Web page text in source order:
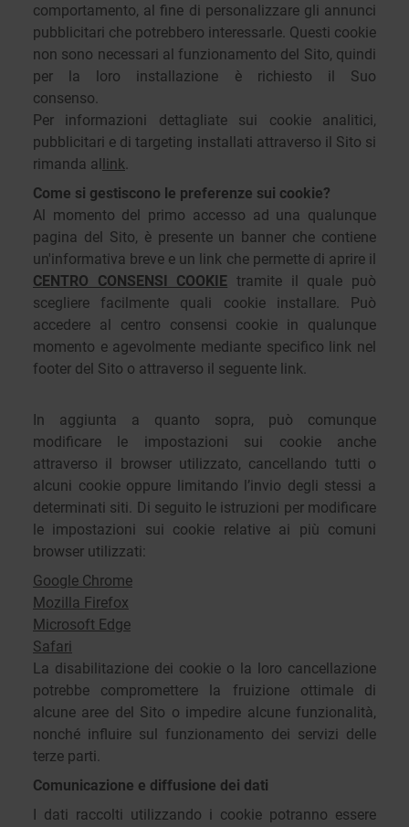
comportamento, al fine di personalizzare gli annunci
pubblicitari che potrebbero interessarle. Questi cookie
non sono necessari al funzionamento del Sito, quindi
per la loro installazione è richiesto il Suo
consenso.
Per informazioni dettagliate sui cookie analitici,
pubblicitari e di targeting installati attraverso il Sito si
rimanda allink.
Come si gestiscono le preferenze sui cookie?
Al momento del primo accesso ad una qualunque
pagina del Sito, è presente un banner che contiene
un'informativa breve e un link che permette di aprire il
CENTRO CONSENSI COOKIE tramite il quale può
scegliere facilmente quali cookie installare. Può
accedere al centro consensi cookie in qualunque
momento e agevolmente mediante specifico link nel
footer del Sito o attraverso il seguente link.
In aggiunta a quanto sopra, può comunque
modificare le impostazioni sui cookie anche
attraverso il browser utilizzato, cancellando tutti o
alcuni cookie oppure limitando l’invio degli stessi a
determinati siti. Di seguito le istruzioni per modificare
le impostazioni sui cookie relative ai più comuni
browser utilizzati:
Google Chrome
Mozilla Firefox
Microsoft Edge
Safari
La disabilitazione dei cookie o la loro cancellazione
potrebbe compromettere la fruizione ottimale di
alcune aree del Sito o impedire alcune funzionalità,
nonché influire sul funzionamento dei servizi delle
terze parti.
Comunicazione e diffusione dei dati
I dati raccolti utilizzando i cookie potranno essere